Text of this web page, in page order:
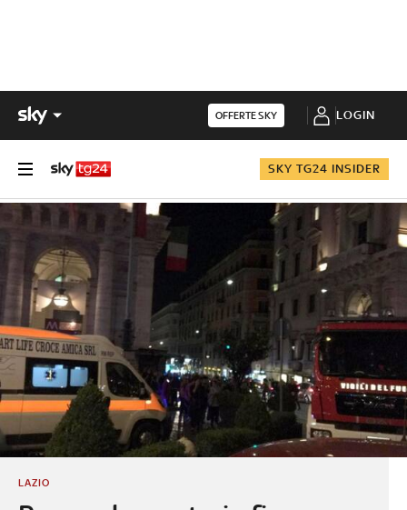
OFFERTE SKY LOGIN
SKY TG24 INSIDER
LAZIO